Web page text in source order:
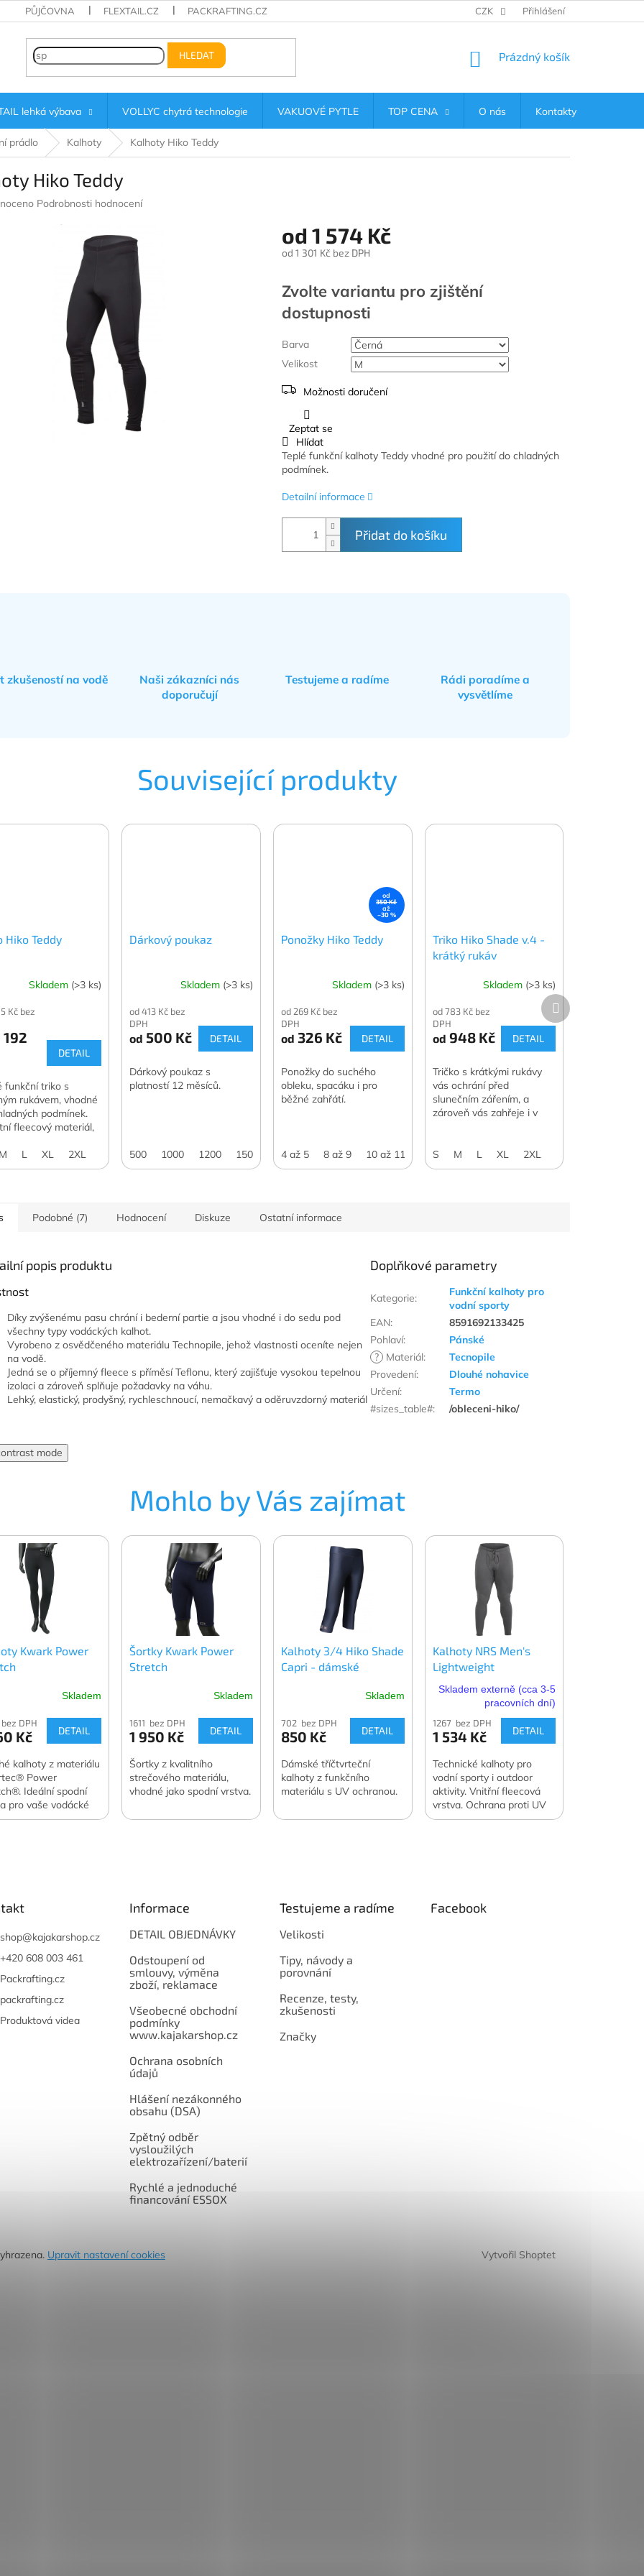
PŮJČOVNA FLEXTAIL.CZ PACKRAFTING.CZ CZK Přihlášení
HLEDAT
NÁKUPNÍ
Prázdný košík
lehká výbava VOLLYC chytrá technologie VAKUOVÉ PYTLE TOP CENA O nás Kontakty
prádlo Kalhoty Kalhoty Hiko Teddy
Hiko Teddy
Podrobnosti hodnocení
od 1 574 Kč
od 1 301 Kčbez DPH
cena:
Zvolte variantu
Barva
Velikost
Možnosti doručení
Přidat do košíku
Teplé funkční kalhoty Teddy vhodné pro použití do chladných
podmínek.
Detailní informace
Zeptat se
Hlídat
zkušeností na vodě
Naši zákazníci nás
doporučují
Testujeme a radíme
Rádi poradíme a
vysvětlíme
Související produkty
Hiko Teddy
Skladem (>3 ks)
Kč bez
192
DETAIL
funkční triko s
rukávem, vhodné
podmínek.
fleecový materiál,
M L XL 2XL
Dárkový poukaz
Skladem (>3 ks)
od 413 Kč bez
DPH
od 500 Kč DETAIL
Dárkový poukaz s
platností 12 měsíců.
500 1000 1200 1500 2000 3000 4000 5000 7500 10000
od
350 Kč
až
–30 %
Ponožky Hiko Teddy
Skladem (>3 ks)
od 269 Kč bez
DPH
od 326 Kč DETAIL
Ponožky do suchého
obleku, spacáku i pro
běžné zahřátí.
4 až 5 8 až 9 10 až 11 12 až 13
Triko Hiko Shade v.4 -
krátký rukáv
Skladem (>3 ks)
od 783 Kč bez
DPH
od 948 Kč DETAIL
Tričko s krátkými rukávy
vás ochrání před
slunečním zářením, a
zároveň vás zahřeje i v
základní vrstvu.
S M L XL 2XL
Další
produkt
Podobné (7) Hodnocení Diskuze Ostatní informace
popis produktu
Díky zvýšenému pasu chrání i bederní partie a jsou vhodné i do sedu pod
všechny typy vodáckých kalhot.
Vyrobeno z osvědčeného materiálu Technopile, jehož vlastnosti oceníte nejen
na vodě.
Jedná se o příjemný fleece s příměsí Teflonu, který zajišťuje vysokou tepelnou
izolaci a zároveň splňuje požadavky na váhu.
Lehký, elastický, prodyšný, rychleschnoucí, nemačkavý a oděruvzdorný materiál
Doplňkové parametry
Kategorie:
Funkční kalhoty pro
vodní sporty
EAN:
8591692133425
Pohlaví:
Pánské
?
Materiál:
Tecnopile
Provedení:
Dlouhé nohavice
Určení:
Termo
#sizes_table#: /obleceni-hiko/
mode
Mohlo by Vás zajímat
Kwark Power
Skladem
DPH
Kč DETAIL
kalhoty z materiálu
Power
Ideální spodní
pro vaše vodácké
Šortky Kwark Power
Stretch
Skladem
1611 bez DPH
1 950 Kč DETAIL
Šortky z kvalitního
strečového materiálu,
vhodné jako spodní vrstva.
Kalhoty 3/4 Hiko Shade
Capri - dámské
Skladem
702 bez DPH
850 Kč DETAIL
Dámské tříčtvrteční
kalhoty z funkčního
materiálu s UV ochranou.
Kalhoty NRS Men's
Lightweight
Skladem externě (cca 3-5
pracovních dní)
1267 bez DPH
1 534 Kč DETAIL
Technické kalhoty pro
vodní sporty i outdoor
aktivity. Vnitřní fleecová
vrstva. Ochrana proti UV
záření.
shop@kajakarshop.cz
+420 608 003 461
Packrafting.cz
packrafting.cz
Produktová videa
Informace
DETAIL OBJEDNÁVKY
Odstoupení od
smlouvy, výměna
zboží, reklamace
Všeobecné obchodní
podmínky
www.kajakarshop.cz
Ochrana osobních
údajů
Hlášení nezákonného
obsahu (DSA)
Zpětný odběr
vysloužilých
elektrozařízení/baterií
Rychlé a jednoduché
financování ESSOX
Testujeme a radíme
Velikosti
Tipy, návody a
porovnání
Recenze, testy,
zkušenosti
Značky
Facebook
Vytvořil Shoptet
Upravit nastavení cookies